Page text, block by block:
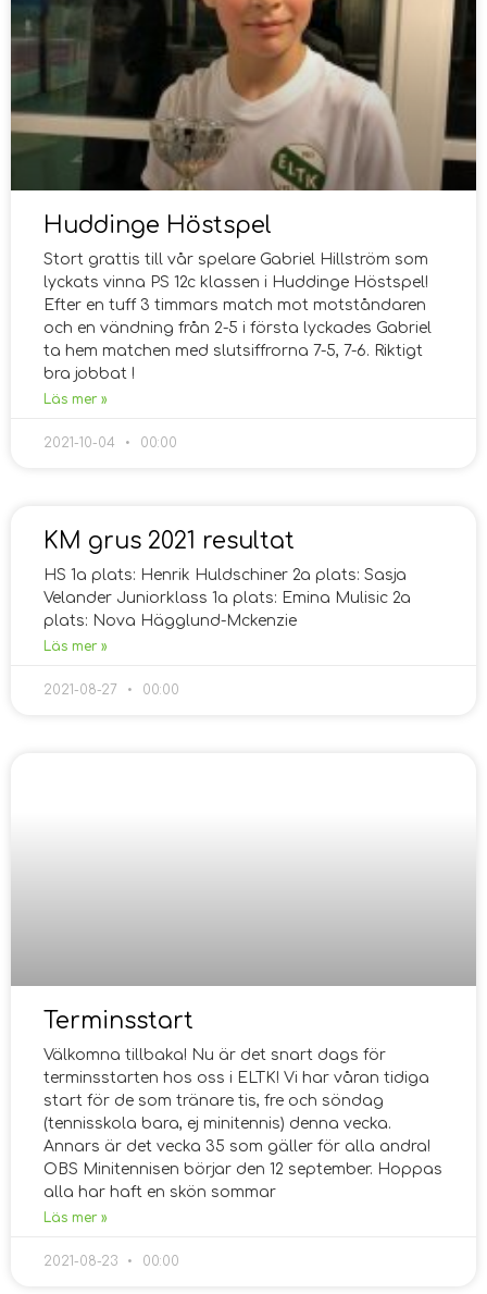
Huddinge Höstspel
Stort grattis till vår spelare Gabriel Hillström som
lyckats vinna PS 12c klassen i Huddinge Höstspel!
Efter en tuff 3 timmars match mot motståndaren
och en vändning från 2-5 i första lyckades Gabriel
ta hem matchen med slutsiffrorna 7-5, 7-6. Riktigt
bra jobbat !
Läs mer »
2021-10-04 00:00
KM grus 2021 resultat
HS 1a plats: Henrik Huldschiner 2a plats: Sasja
Velander Juniorklass 1a plats: Emina Mulisic 2a
plats: Nova Hägglund-Mckenzie
Läs mer »
2021-08-27 00:00
Terminsstart
Välkomna tillbaka! Nu är det snart dags för
terminsstarten hos oss i ELTK! Vi har våran tidiga
start för de som tränare tis, fre och söndag
(tennisskola bara, ej minitennis) denna vecka.
Annars är det vecka 35 som gäller för alla andra!
OBS Minitennisen börjar den 12 september. Hoppas
alla har haft en skön sommar
Läs mer »
2021-08-23 00:00